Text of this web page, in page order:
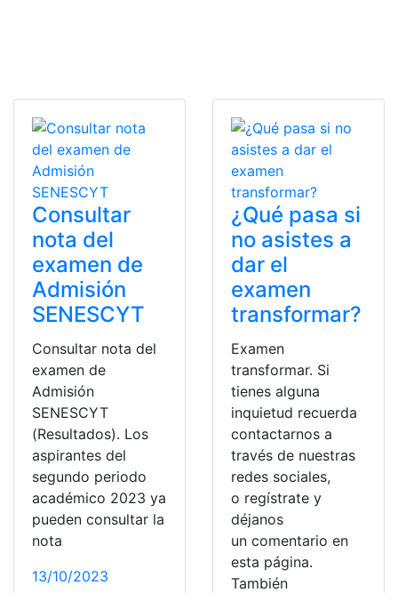
Consultar
nota del
examen de
Admisión
SENESCYT
Consultar nota del
examen de
Admisión
SENESCYT
(Resultados). Los
aspirantes del
segundo periodo
académico 2023 ya
pueden consultar la
nota
13/10/2023
¿Qué pasa si
no asistes a
dar el
examen
transformar?
Examen
transformar. Si
tienes alguna
inquietud recuerda
contactarnos a
través de nuestras
redes sociales,
o regístrate y
déjanos
un comentario en
esta página.
También